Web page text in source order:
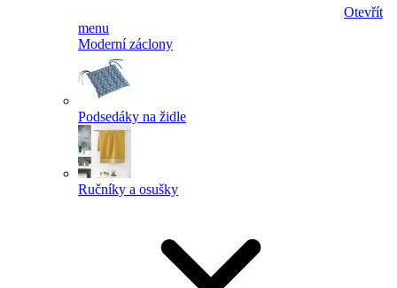
Otevřít
menu
Moderní záclony
Podsedáky na židle
Ručníky a osušky